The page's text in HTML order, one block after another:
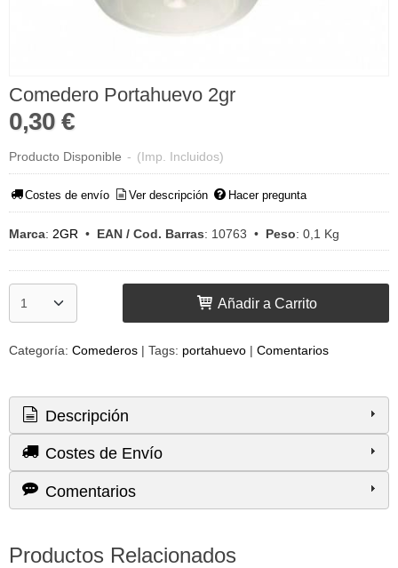
Comedero Portahuevo 2gr
0,30 €
Producto Disponible - (Imp. Incluidos)
Costes de envío Ver descripción Hacer pregunta
Marca: 2GR • EAN / Cod. Barras: 10763 • Peso: 0,1 Kg
Añadir a Carrito
Categoría: Comederos | Tags: portahuevo | Comentarios
Descripción
Costes de Envío
Comentarios
Productos Relacionados